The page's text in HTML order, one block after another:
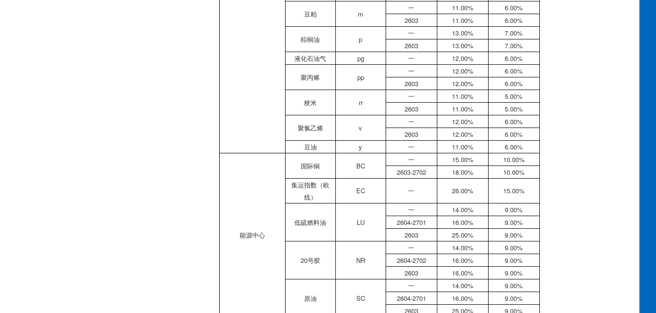
豆粕 m
一 11.00%
6.00%
2603
11.00% 6.00%
棕榈油 p
一 13.00%
7.00%
2603
13.00%
7.00%
液化石油气
pg 一 12.00% 6.00%
聚丙烯 pp
一 12.00%
6.00%
2603
12.00% 6.00%
粳米 rr
一 11.00%
5.00%
2603
11.00% 5.00%
聚氯乙烯 v
一 12.00%
6.00%
2603
12.00%
6.00%
豆油
y 一 11.00% 6.00%
能源中心
国际铜 BC
一 15.00%
10.00%
2603-2702
18.00%
10.00%
集运指数（欧
线）
EC 一 26.00% 15.00%
低硫燃料油 LU
一 14.00%
9.00%
2604-2701
16.00%
9.00%
2603
25.00% 9.00%
20号胶 NR
一 14.00%
9.00%
2604-2702
16.00%
9.00%
2603
16.00% 9.00%
原油 SC
一 14.00%
9.00%
2604-2701
16.00%
9.00%
2603
25.00% 9.00%